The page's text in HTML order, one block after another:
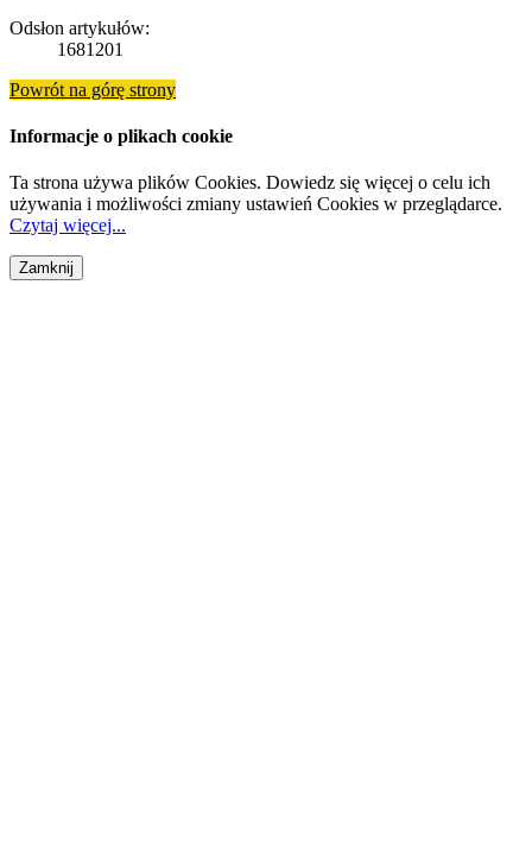
Odsłon artykułów:
1681201
Powrót na górę strony
Informacje o plikach cookie
Ta strona używa plików Cookies. Dowiedz się więcej o celu ich
używania i możliwości zmiany ustawień Cookies w przeglądarce.
Czytaj więcej...